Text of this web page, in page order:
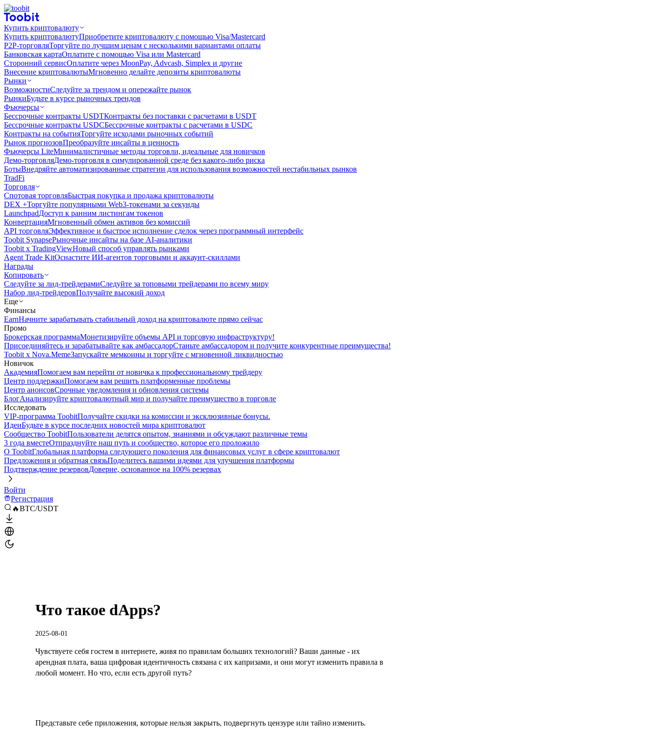
Купить криптовалюту
Купить криптовалютуПриобретите криптовалюту с помощью Visa/Mastercard
P2P-торговляТоргуйте по лучшим ценам с несколькими вариантами оплаты
Банковская картаОплатите с помощью Visa или Mastercard
Сторонний сервисОплатите через MoonPay, Advcash, Simplex и другие
Внесение криптовалютыМгновенно делайте депозиты криптовалюты
Рынки
ВозможностиСледуйте за трендом и опережайте рынок
РынкиБудьте в курсе рыночных трендов
Фьючерсы
Бессрочные контракты USDTКонтракты без поставки с расчетами в USDT
Бессрочные контракты USDCБессрочные контракты с расчетами в USDC
Контракты на событияТоргуйте исходами рыночных событий
Рынок прогнозовПреобразуйте инсайты в ценность
Фьючерсы LiteМинималистичные методы торговли, идеальные для новичков
Демо-торговляДемо-торговля в симулированной среде без какого-либо риска
БотыВнедряйте автоматизированные стратегии для использования возможностей нестабильных рынков
TradFi
Торговля
Спотовая торговляБыстрая покупка и продажа криптовалюты
DEX +Торгуйте популярными Web3-токенами за секунды
LaunchpadДоступ к ранним листингам токенов
КонвертацияМгновенный обмен активов без комиссий
API торговляЭффективное и быстрое исполнение сделок через программный интерфейс
Toobit SynapseРыночные инсайты на базе AI-аналитики
Toobit x TradingViewНовый способ управлять рынками
Agent Trade KitОснастите ИИ-агентов торговыми и аккаунт-скиллами
Награды
Копировать
Следуйте за лид-трейдерамиСледуйте за топовыми трейдерами по всему миру
Набор лид-трейдеровПолучайте высокий доход
Еще
Финансы
EarnНачните зарабатывать стабильный доход на криптовалюте прямо сейчас
Промо
Брокерская программаМонетизируйте объемы API и торговую инфраструктуру!
Присоединяйтесь и зарабатывайте как амбассадорСтаньте амбассадором и получите конкурентные преимущества!
Toobit x Nova.MemeЗапускайте мемкоины и торгуйте с мгновенной ликвидностью
Новичок
АкадемияПомогаем вам перейти от новичка к профессиональному трейдеру
Центр поддержкиПомогаем вам решить платформенные проблемы
Центр анонсовСрочные уведомления и обновления системы
БлогАнализируйте криптовалютный мир и получайте преимущество в торговле
Исследовать
VIP-программа ToobitПолучайте скидки на комиссии и эксклюзивные бонусы.
ИдеиБудьте в курсе последних новостей мира криптовалют
Сообщество ToobitПользователи делятся опытом, знаниями и обсуждают различные темы
3 года вместеОтпразднуйте наш путь и сообщество, которое его проложило
О ToobitГлобальная платформа следующего поколения для финансовых услуг в сфере криптовалют
Предложения и обратная связьПоделитесь вашими идеями для улучшения платформы
Подтверждение резервовДоверие, основанное на 100% резервах
Войти
Регистрация
🔥BTC/USDT
Что такое dApps?
2025-08-01
Чувствуете себя гостем в интернете, живя по правилам больших технологий? Ваши данные - их
арендная плата, ваша цифровая идентичность связана с их капризами, и они могут изменить правила в
любой момент. Но что, если есть другой путь?
Представьте себе приложения, которые нельзя закрыть, подвергнуть цензуре или тайно изменить.